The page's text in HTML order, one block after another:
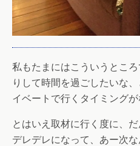
私もたまにはこういうとこ
りして時間を過ごしたいな
イベートで行くタイミングが
とはいえ取材に行く度に、
デレデレになって、あー次